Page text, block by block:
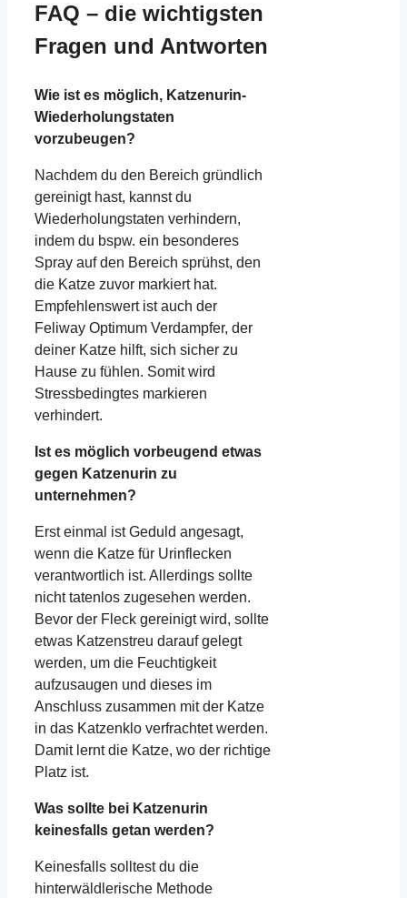
FAQ – die wichtigsten
Fragen und Antworten
Wie ist es möglich, Katzenurin-
Wiederholungstaten
vorzubeugen?
Nachdem du den Bereich gründlich
gereinigt hast, kannst du
Wiederholungstaten verhindern,
indem du bspw. ein besonderes
Spray auf den Bereich sprühst, den
die Katze zuvor markiert hat.
Empfehlenswert ist auch der
Feliway Optimum Verdampfer, der
deiner Katze hilft, sich sicher zu
Hause zu fühlen. Somit wird
Stressbedingtes markieren
verhindert.
Ist es möglich vorbeugend etwas
gegen Katzenurin zu
unternehmen?
Erst einmal ist Geduld angesagt,
wenn die Katze für Urinflecken
verantwortlich ist. Allerdings sollte
nicht tatenlos zugesehen werden.
Bevor der Fleck gereinigt wird, sollte
etwas Katzenstreu darauf gelegt
werden, um die Feuchtigkeit
aufzusaugen und dieses im
Anschluss zusammen mit der Katze
in das Katzenklo verfrachtet werden.
Damit lernt die Katze, wo der richtige
Platz ist.
Was sollte bei Katzenurin
keinesfalls getan werden?
Keinesfalls solltest du die
hinterwäldlerische Methode